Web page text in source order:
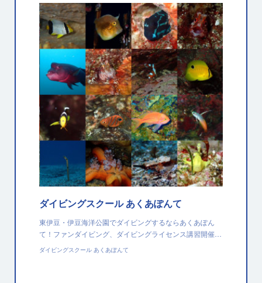
ダイビングスクール あくあぽんて
東伊豆・伊豆海洋公園でダイビングするならあくあぽん
て！ファンダイビング、ダイビングライセンス講習開催…
ダイビングスクール あくあぽんて